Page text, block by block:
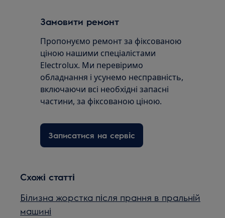
Замовити ремонт
Пропонуємо ремонт за фіксованою
ціною нашими спеціалістами
Electrolux. Ми перевіримо
обладнання і усунемо несправність,
включаючи всі необхідні запасні
частини, за фіксованою ціною.
Записатися на сервіс
Схожі статті
Білизна жорстка після прання в пральній
машині